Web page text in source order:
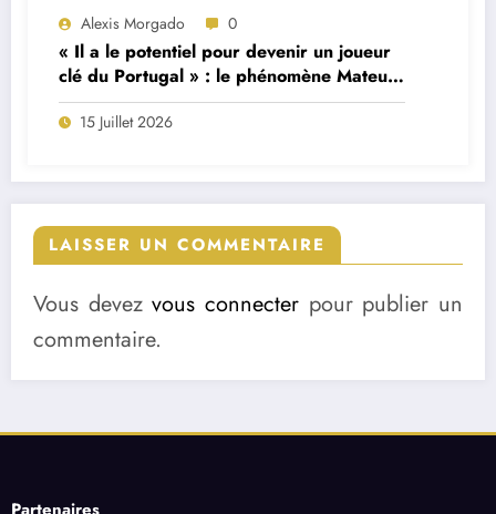
Alexis Morgado 0
« Il a le potentiel pour devenir un joueur
clé du Portugal » : le phénomène Mateus
Fernandes décrit par son ancien
formateur
15 Juillet 2026
LAISSER UN COMMENTAIRE
Vous devezvous connecter pour publier un
commentaire.